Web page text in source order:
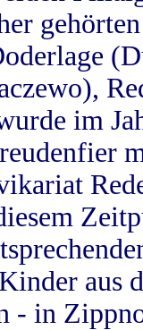
im
aus
- in